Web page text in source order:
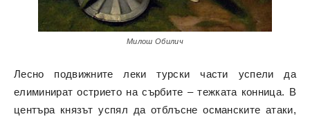
Милош Обилич
Лесно подвижните леки турски части успели да
елиминират острието на сърбите – тежката конница. В
центъра князът успял да отблъсне османските атаки,